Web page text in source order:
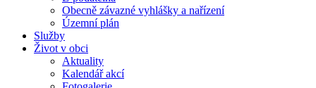
Obecně závazné vyhlášky a nařízení
Územní plán
Služby
Život v obci
Aktuality
Kalendář akcí